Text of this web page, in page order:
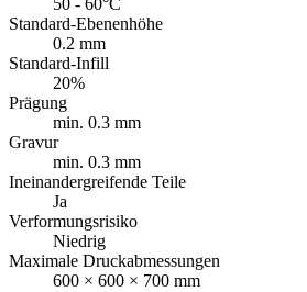
50 - 60°C
Standard-Ebenenhöhe
0.2 mm
Standard-Infill
20%
Prägung
min. 0.3 mm
Gravur
min. 0.3 mm
Ineinandergreifende Teile
Ja
Verformungsrisiko
Niedrig
Maximale Druckabmessungen
600 × 600 × 700 mm